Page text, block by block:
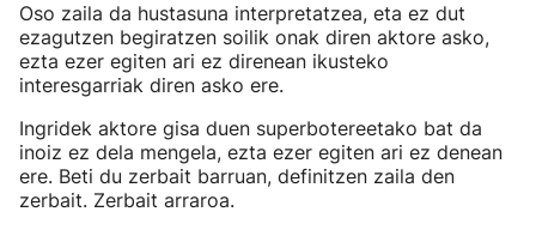
Oso zaila da hustasuna interpretatzea, eta ez dut
ezagutzen begiratzen soilik onak diren aktore asko,
ezta ezer egiten ari ez direnean ikusteko
interesgarriak diren asko ere.
Ingridek aktore gisa duen superbotereetako bat da
inoiz ez dela mengela, ezta ezer egiten ari ez denean
ere. Beti du zerbait barruan, definitzen zaila den
zerbait. Zerbait arraroa.